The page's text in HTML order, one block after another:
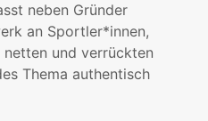
neben Gründer
an Sportler*innen,
und verrückten
Thema authentisch